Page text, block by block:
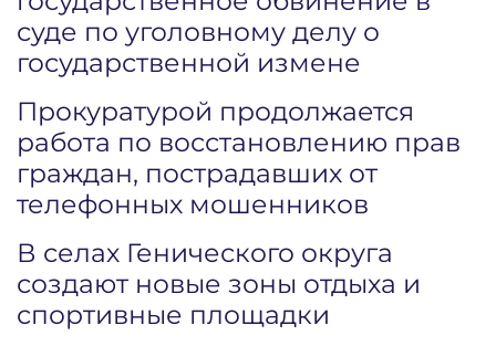
суде по уголовному делу о
государственной измене
Прокуратурой продолжается
работа по восстановлению прав
граждан, пострадавших от
телефонных мошенников
В селах Генического округа
создают новые зоны отдыха и
спортивные площадки